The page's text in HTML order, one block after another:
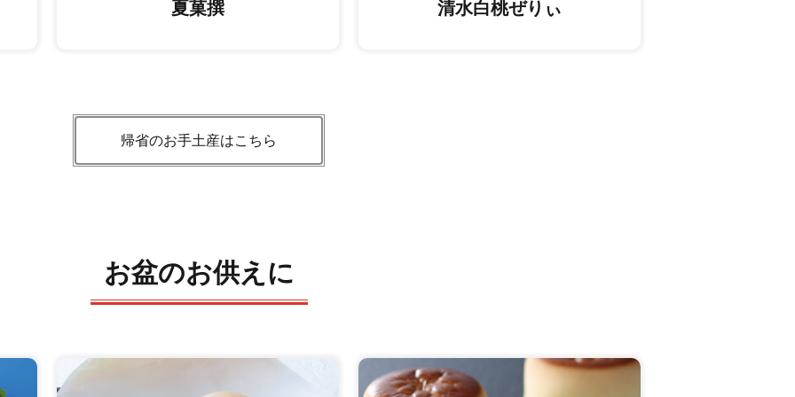
夏菓撰 清水白桃ぜりぃ
帰省のお手土産はこちら
お盆のお供えに